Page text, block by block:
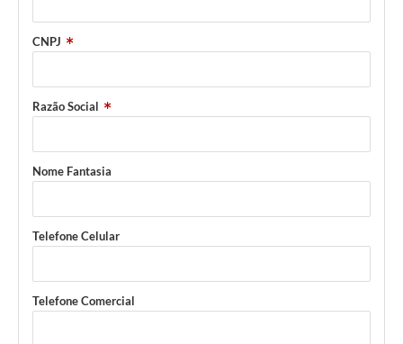
Telefones Úteis
Agenda
Emprega
Contato
CNPJ
Razão Social
Nome Fantasia
Telefone Celular
Telefone Comercial